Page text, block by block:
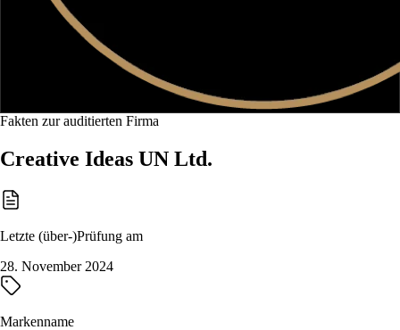
Fakten zur auditierten Firma
Creative Ideas UN Ltd.
Letzte (über-)Prüfung am
28. November 2024
Markenname